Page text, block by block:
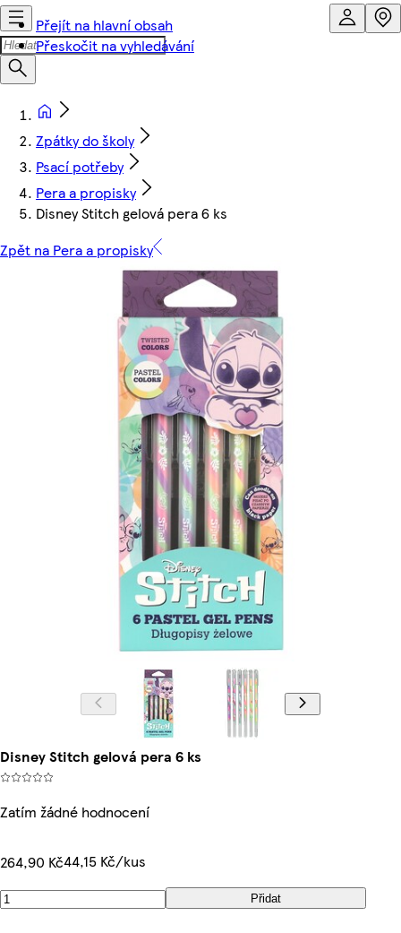
Přejít na hlavní obsah
Přeskočit na vyhledávání
Zpátky do školy
Psací potřeby
Pera a propisky
Disney Stitch gelová pera 6 ks
Zpět na Pera a propisky
Disney Stitch gelová pera 6 ks
Zatím žádné hodnocení
264,90 Kč44,15 Kč/kus
Přidat